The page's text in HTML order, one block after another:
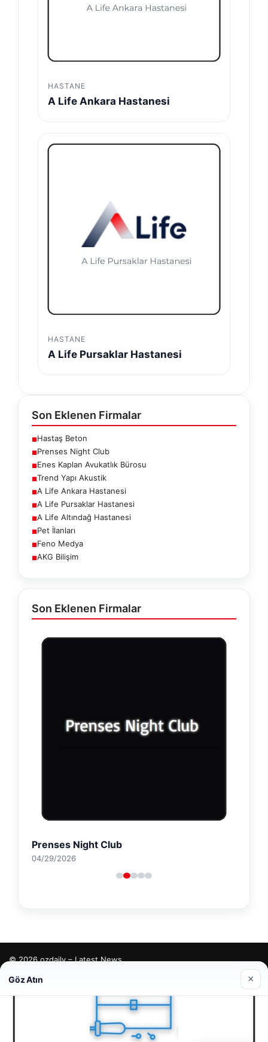
HASTANE
A Life Ankara Hastanesi
HASTANE
A Life Pursaklar Hastanesi
Son Eklenen Firmalar
■Hastaş Beton
■Prenses Night Club
■Enes Kaplan Avukatlık Bürosu
■Trend Yapı Akustik
■A Life Ankara Hastanesi
■A Life Pursaklar Hastanesi
■A Life Altındağ Hastanesi
■Pet İlanları
■Feno Medya
■AKG Bilişim
Son Eklenen Firmalar
Prenses Night Club
04/29/2026
© 2026 ozdaily – Latest News
Göz Atın ×